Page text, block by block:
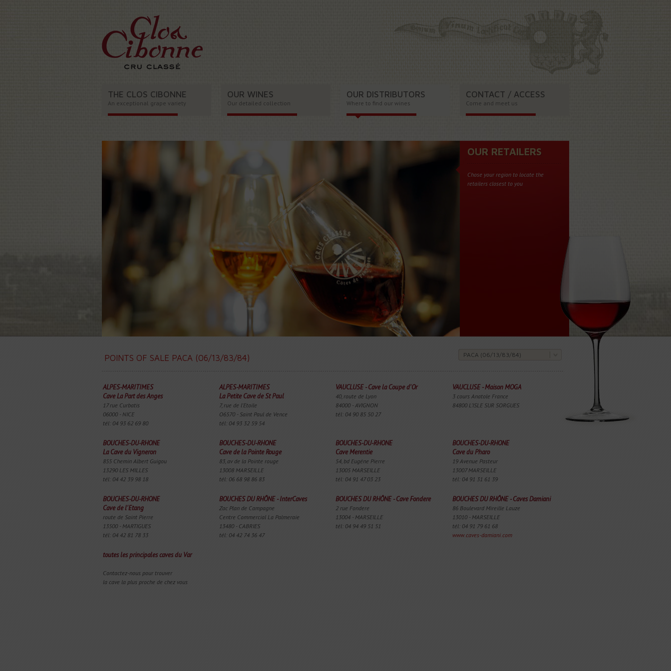
THE CLOS CIBONNE
An exceptional grape variety
OUR WINES
Our detailed collection
OUR DISTRIBUTORS
Where to find our wines
CONTACT / ACCESS
Come and meet us
OUR RETAILERS
Chose your region to locate the
retailers closest to you
PACA (06/13/83/84)
POINTS OF SALE PACA (06/13/83/84)
ALPES-MARITIMES
Cave La Part des Anges
17 rue Curbatis
06000 - NICE
tél: 04 93 62 69 80
ALPES-MARITIMES
La Petite Cave de St Paul
7, rue de l'Etoile
O6570 - Saint Paul de Vence
tél: 04 93 32 59 54
VAUCLUSE - Cave la Coupe d'Or
40, route de Lyon
84000 - AVIGNON
tél: 04 90 85 50 27
VAUCLUSE - Maison MOGA
3 cours Anatole France
84800 L’ISLE SUR SORGUES
BOUCHES-DU-RHONE
La Cave du Vigneron
855 Chemin Albert Guigou
13290 LES MILLES
tél: 04 42 39 98 18
BOUCHES-DU-RHONE
Cave de la Pointe Rouge
83, av de la Pointe rouge
13008 MARSEILLE
tél: 06 68 98 86 83
BOUCHES-DU-RHONE
Cave Merentie
54, bd Eugéne Pierre
13005 MARSEILLE
tél: 04 91 47 03 23
BOUCHES-DU-RHONE
Cave du Pharo
19 Avenue Pasteur
13007 MARSEILLE
tél: 04 91 31 61 39
BOUCHES-DU-RHONE
Cave de l'Etang
route de Saint Pierre
13500 - MARTIGUES
tél: 04 42 81 78 33
BOUCHES DU RHÔNE - InterCaves
Zac Plan de Campagne
Centre Commercial La Palmeraie
13480 - CABRIES
tél: 04 42 74 36 47
BOUCHES DU RHÔNE - Cave Fondere
2 rue Fondere
13004 - MARSEILLE
tél: 04 94 49 51 51
BOUCHES DU RHÔNE - Caves Damiani
86 Boulevard Mireille Lauze
13010 - MARSEILLE
tél: 04 91 79 61 68
www.caves-damiani.com
toutes les principales caves du Var
Contactez-nous pour trouver
la cave la plus proche de chez vous